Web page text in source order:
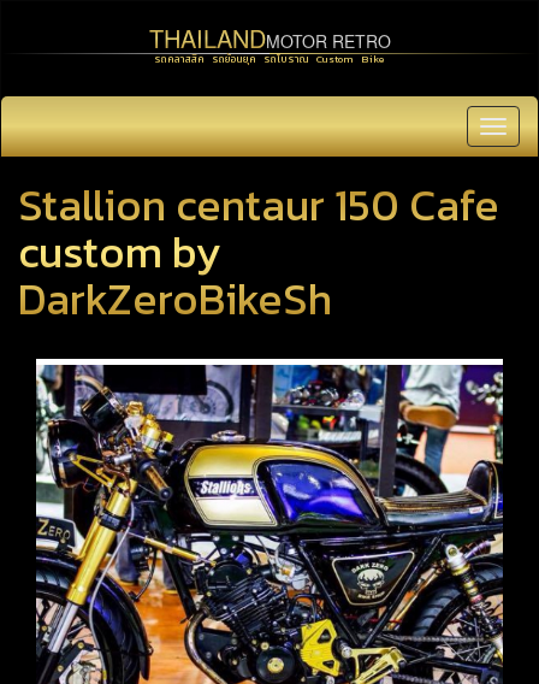
THAILANDMOTOR RETRO
รถคลาสสิค รถย้อนยุค รถโบราณ Custom Bike
Stallion centaur 150 Cafe
custom by
DarkZeroBikeSh